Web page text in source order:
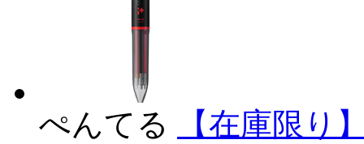
ぺんてる
【在庫限り